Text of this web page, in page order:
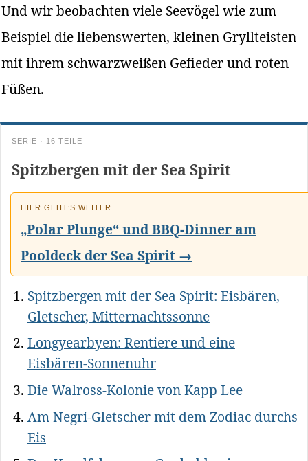
Und wir beobachten viele Seevögel wie zum
Beispiel die liebenswerten, kleinen Gryllteisten
mit ihrem schwarzweißen Gefieder und roten
Füßen.
SERIE · 16 TEILE
Spitzbergen mit der Sea Spirit
HIER GEHT’S WEITER
„Polar Plunge“ und BBQ-Dinner am
Pooldeck der Sea Spirit →
Spitzbergen mit der Sea Spirit: Eisbären,
Gletscher, Mitternachtssonne
Longyearbyen: Rentiere und eine
Eisbären-Sonnenuhr
Die Walross-Kolonie von Kapp Lee
Am Negri-Gletscher mit dem Zodiac durchs
Eis